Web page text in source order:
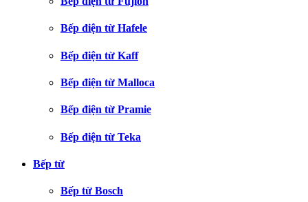
Bếp điện từ Hafele
Bếp điện từ Kaff
Bếp điện từ Malloca
Bếp điện từ Pramie
Bếp điện từ Teka
Bếp từ
Bếp từ Bosch